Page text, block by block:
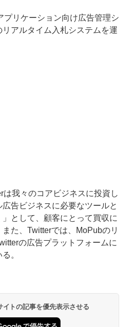
リケーション向け広告管理シ
アルタイム入札システムを運
我々のコアビジネスに投資し
告ビジネスに必要なツールと
として、顧客にとって買収に
た、Twitterでは、MoPubのリ
の広告プラットフォームに
。
トの記事を優先表示させる